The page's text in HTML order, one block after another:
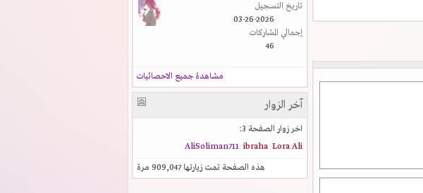
تاريخ التسجيل
03-26-2026
إجمالي المشاركات
46
مشاهدة جميع الاحصائيات
آخر الزوار
اخر زوار الصفحة 3:
AliSoliman711 ibraha Lora Ali
هذه الصفحة تمت زيارتها909,047 مرة